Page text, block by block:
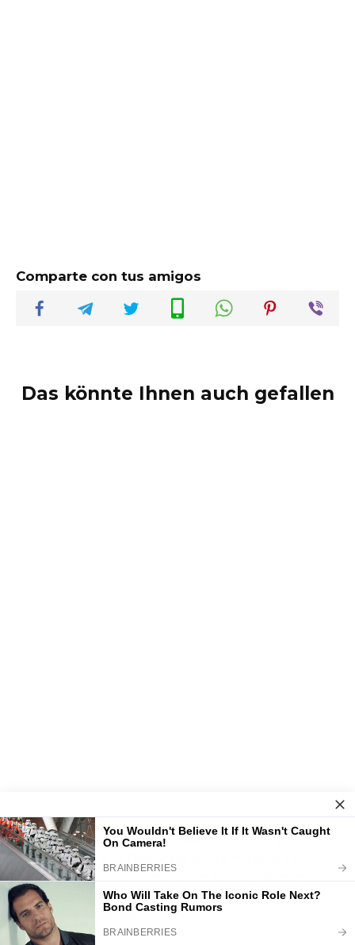
Comparte con tus amigos
Das könnte Ihnen auch gefallen
Llegué a mi rancho con mis hijos y
encontré la fiesta de otra persona; la
mujer con la corona me gritó: «Bájese
de mi propiedad», sin saber quién
tenía delante.
—Si no está en la lista de invitados, salga de mi